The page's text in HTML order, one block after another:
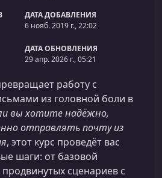
ДАТА ДОБАВЛЕНИЯ
6 нояб. 2019 г., 22:02
ДАТА ОБНОВЛЕНИЯ
29 апр. 2026 г., 05:21
работу с
из головной боли в
вы хотите надёжно,
отправлять почту из
, этот курс проведёт вас
шаги: от базовой
сценариев с